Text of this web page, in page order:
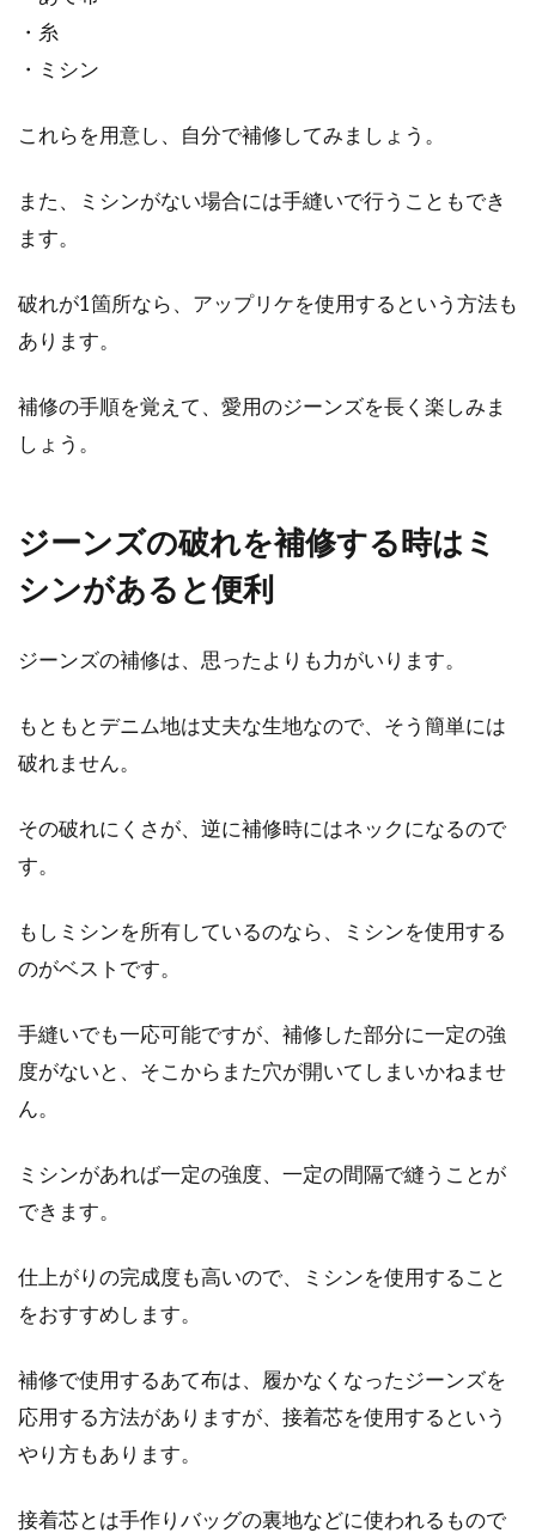
誰でも簡単！スカートに手作りで裏
地をつけられる方法！
中が透けて見...
スカート丈を短くしたい！裾上げ方
ていますか？裾の縫い代を増やして、短くしま
すか...
屋着みたいになりがち？
部屋着の...
大人シャツを手軽な作り方で子供服
子供の成長は、本当に早いものですね。成長に
伴って、子供の衣類はすぐに小さくなってしま
サイズの...
着にして女子力アップ！
・糸
・ミシン
これらを用意し、自分で補修してみましょう。
また、ミシンがない場合には手縫いで行うこともでき
ます。
破れが1箇所なら、アップリケを使用するという方法も
あります。
補修の手順を覚えて、愛用のジーンズを長く楽しみま
しょう。
ジーンズの破れを補修する時はミ
シンがあると便利
ジーンズの補修は、思ったよりも力がいります。
もともとデニム地は丈夫な生地なので、そう簡単には
破れません。
その破れにくさが、逆に補修時にはネックになるので
す。
もしミシンを所有しているのなら、ミシンを使用する
のがベストです。
手縫いでも一応可能ですが、補修した部分に一定の強
度がないと、そこからまた穴が開いてしまいかねませ
ん。
ミシンがあれば一定の強度、一定の間隔で縫うことが
できます。
仕上がりの完成度も高いので、ミシンを使用すること
をおすすめします。
補修で使用するあて布は、履かなくなったジーンズを
応用する方法がありますが、接着芯を使用するという
やり方もあります。
接着芯とは手作りバッグの裏地などに使われるもので